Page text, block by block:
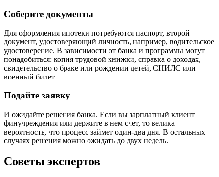
Соберите документы
Для оформления ипотеки потребуются паспорт, второй
документ, удостоверяющий личность, например, водительское
удостоверение. В зависимости от банка и программы могут
понадобиться: копия трудовой книжки, справка о доходах,
свидетельство о браке или рождении детей, СНИЛС или
военный билет.
Подайте заявку
И ожидайте решения банка. Если вы зарплатный клиент
финучреждения или держите в нем счет, то велика
вероятность, что процесс займет один-два дня. В остальных
случаях решения можно ожидать до двух недель.
Советы экспертов